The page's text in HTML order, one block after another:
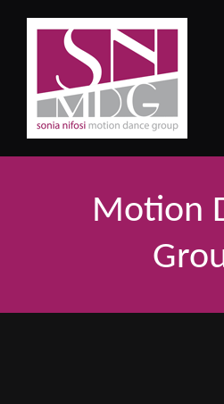
Motion